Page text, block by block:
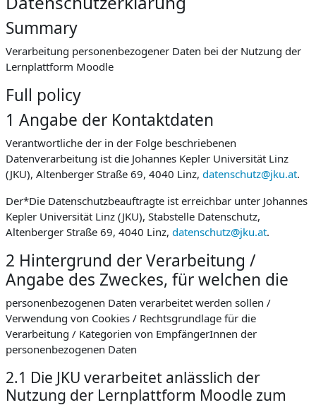
Summary
Verarbeitung personenbezogener Daten bei der Nutzung der
Lernplattform Moodle
Full policy
1 Angabe der Kontaktdaten
Verantwortliche der in der Folge beschriebenen
Datenverarbeitung ist die Johannes Kepler Universität Linz
(JKU), Altenberger Straße 69, 4040 Linz, datenschutz@jku.at.
Der*Die Datenschutzbeauftragte ist erreichbar unter Johannes
Kepler Universität Linz (JKU), Stabstelle Datenschutz,
Altenberger Straße 69, 4040 Linz, datenschutz@jku.at.
2 Hintergrund der Verarbeitung /
Angabe des Zweckes, für welchen die
personenbezogenen Daten verarbeitet werden sollen /
Verwendung von Cookies / Rechtsgrundlage für die
Verarbeitung / Kategorien von EmpfängerInnen der
personenbezogenen Daten
2.1 Die JKU verarbeitet anlässlich der
Nutzung der Lernplattform Moodle zum